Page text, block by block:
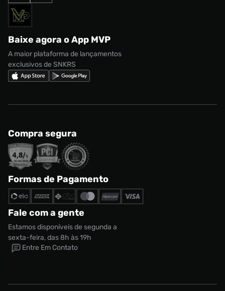
Acessórios
Marcas
adidas Campus
Nike Shox
Política de privacidade
Regulamento CRM/ CASHBACK
Regulamento Cupom
Solicite seus dados
Baixe agora o App MVP
A maior plataforma de lançamentos
exclusivos de SNKRS
Compra segura
Formas de Pagamento
Fale com a gente
Estamos disponíveis de segunda a
sexta-feira, das 8h às 19h
Entre Em Contato